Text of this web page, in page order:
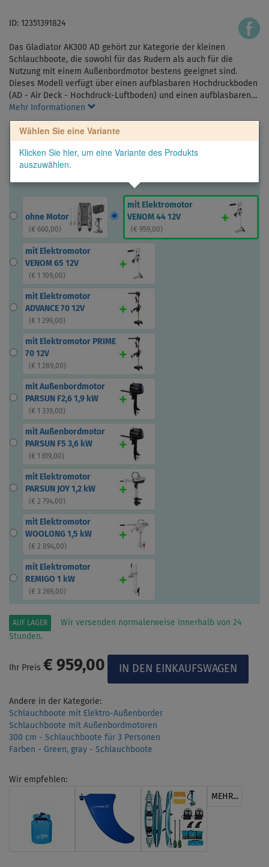
ID: 12351391824
Das Gladiator AK300 AD gehört zur Kategorie der kleinen
Schlauchboote, die sowohl für das Rudern als auch für die
Nutzung mit einem Außenbordmotor bestens geeignet sind.
Dieses Modell verfügt über einen aufblasbaren Hochdruckboden
(AD - Air Deck - Hochdruck-Luftboden) und einen aufblasbaren…
Mehr Informationen
Wählen Sie eine Variante
Klicken Sie hier, um eine Variante des Produkts
auszuwählen.
ohne Motor
( € 660,00)
mit Elektromotor
VENOM 44 12V
( € 959,00)
mit Elektromotor
VENOM 65 12V
( € 1 109,00)
mit Elektromotor
ADVANCE 70 12V
( € 1 299,00)
mit Elektromotor PRIME
70 12V
( € 1 289,00)
mit Außenbordmotor
PARSUN F2,6 1,9 kW
( € 1 339,00)
mit Außenbordmotor
PARSUN F5 3,6 kW
( € 1 619,00)
mit Elektromotor
PARSUN JOY 1,2 kW
( € 2 794,00)
mit Elektromotor
WOOLONG 1,5 kW
( € 2 894,00)
mit Elektromotor
REMIGO 1 kW
( € 3 269,00)
AUF LAGER
Wir versenden normalerweise innerhalb von 24
Stunden.
Ihr Preis € 959,00
Andere in der Kategorie:
Schlauchboote mit Elektro-Außenborder
Schlauchboote mit Außenbordmotoren
300 cm - Schlauchboote für 3 Personen
Farben - Green, gray - Schlauchboote
Wir empfehlen:
MEHR...